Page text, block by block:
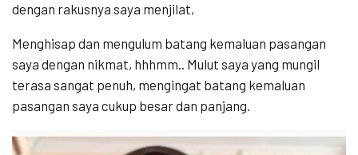
dengan rakusnya saya menjilat,
Menghisap dan mengulum batang kemaluan pasangan
saya dengan nikmat, hhhmm.. Mulut saya yang mungil
terasa sangat penuh, mengingat batang kemaluan
pasangan saya cukup besar dan panjang.